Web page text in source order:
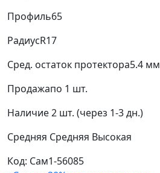
Профиль65
РадиусR17
Сред. остаток протектора5.4 мм
Продажапо 1 шт.
Наличие2 шт. (через 1-3 дн.)
Средняя Средняя Высокая
Код: Сам1-56085